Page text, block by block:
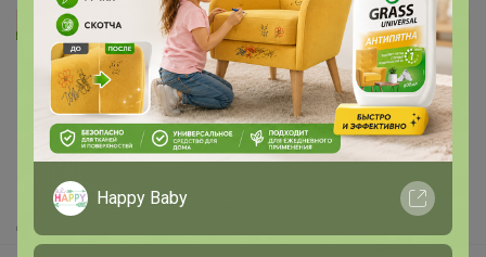
Как здесь все устроено?
Как сделать заказ?
Как получить?
Доставка
Happy Baby